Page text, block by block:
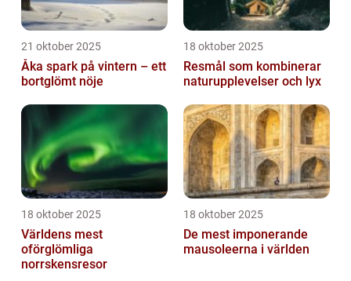
21 oktober 2025
Åka spark på vintern – ett
bortglömt nöje
18 oktober 2025
Resmål som kombinerar
naturupplevelser och lyx
18 oktober 2025
Världens mest
oförglömliga
norrskensresor
18 oktober 2025
De mest imponerande
mausoleerna i världen